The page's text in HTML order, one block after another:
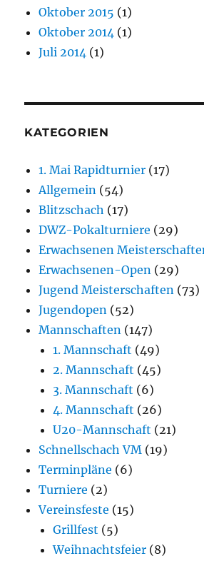
Oktober 2015 (1)
Oktober 2014 (1)
Juli 2014 (1)
KATEGORIEN
1. Mai Rapidturnier (17)
Allgemein (54)
Blitzschach (17)
DWZ-Pokalturniere (29)
Erwachsenen
Erwachsenen-Open (29)
Jugend Meisterschaften (73)
Jugendopen (52)
Mannschaften (147)
1. Mannschaft (49)
2. Mannschaft (45)
3. Mannschaft (6)
4. Mannschaft (26)
U20-Mannschaft (21)
Schnellschach VM (19)
Terminpläne (6)
Turniere (2)
Vereinsfeste (15)
Grillfest (5)
Weihnachtsfeier (8)